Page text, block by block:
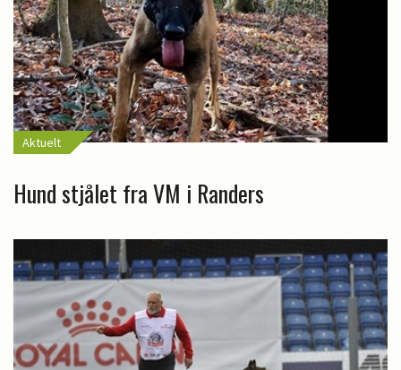
Aktuelt
Hund stjålet fra VM i Randers